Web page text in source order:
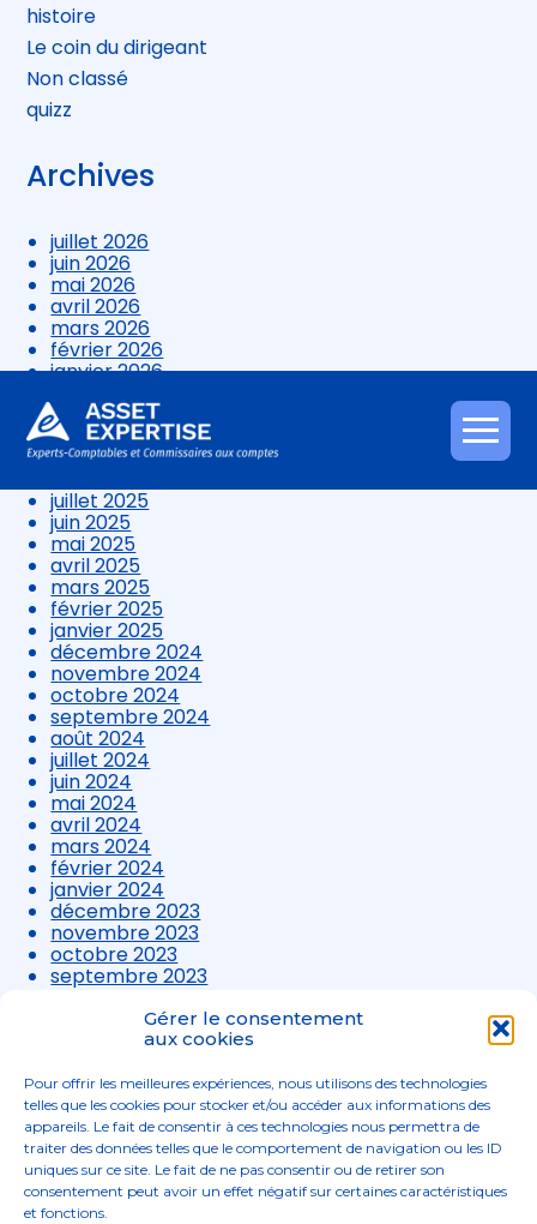
Gérer le consentement
aux cookies
Pour offrir les meilleures expériences, nous utilisons des technologies
telles que les cookies pour stocker et/ou accéder aux informations des
appareils. Le fait de consentir à ces technologies nous permettra de
traiter des données telles que le comportement de navigation ou les ID
uniques sur ce site. Le fait de ne pas consentir ou de retirer son
consentement peut avoir un effet négatif sur certaines caractéristiques
et fonctions.
Aller
au
histoire
Le coin du dirigeant
Non classé
quizz
Archives
juillet 2026
juin 2026
mai 2026
avril 2026
mars 2026
février 2026
janvier 2026
novembre 2025
octobre 2025
septembre 2025
juillet 2025
juin 2025
mai 2025
avril 2025
mars 2025
février 2025
janvier 2025
décembre 2024
novembre 2024
octobre 2024
septembre 2024
août 2024
juillet 2024
juin 2024
mai 2024
avril 2024
mars 2024
février 2024
janvier 2024
décembre 2023
novembre 2023
octobre 2023
septembre 2023
août 2023
juillet 2023
avril 2023
mars 2023